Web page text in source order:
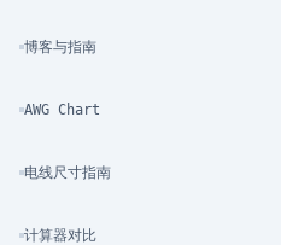
博客与指南
AWG Chart
电线尺寸指南
计算器对比